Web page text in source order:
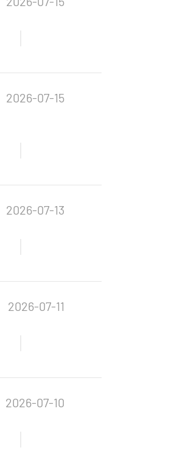
2026-07-15
2026-07-13
2026-07-11
2026-07-10